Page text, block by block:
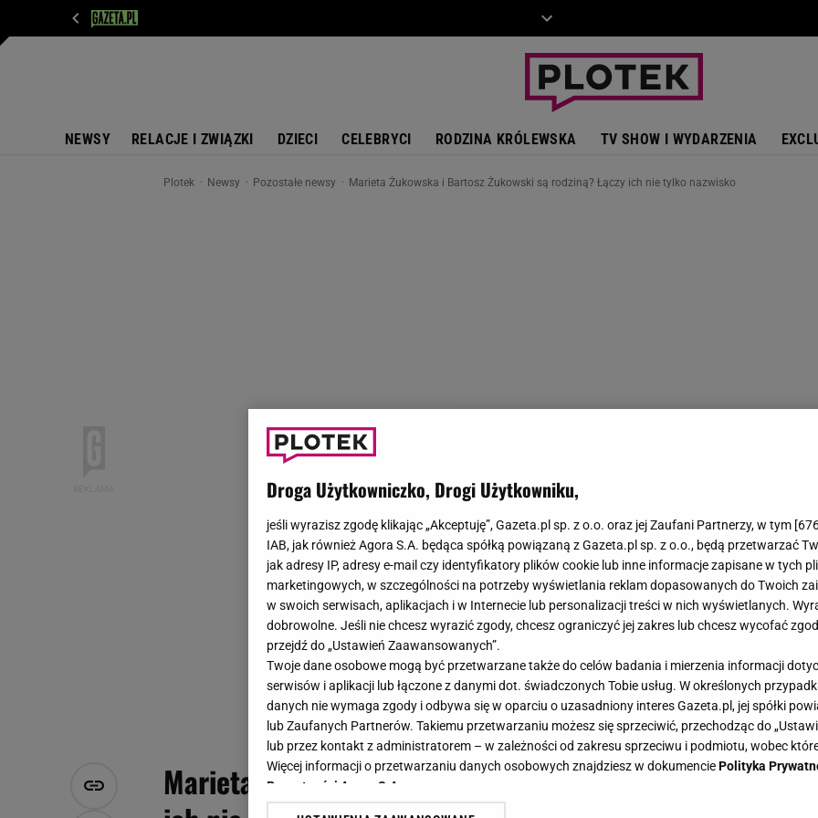
NEWSY RELACJE I ZWIĄZKI DZIECI CELEBRYCI RODZINA KRÓLEWSKA TV SHOW I WYDARZENIA
Plotek Newsy Pozostałe newsy Marieta Żukowska i Bartosz Żukowski są rodziną? Łączy ich nie tylko nazwisko
Marieta Żukowska i Bartosz Żukowski są rodziną? Łączy
Droga Użytkowniczko, Drogi Użytkowniku,
jeśli wyrazisz zgodę klikając „Akceptuję”, Gazeta.pl sp. z o.o. oraz jej Zaufani Partnerzy, w tym [
IAB, jak również Agora S.A. będąca spółką powiązaną z Gazeta.pl sp. z o.o., będą przetwarzać
jak adresy IP, adresy e-mail czy identyfikatory plików cookie lub inne informacje zapisane w tych
marketingowych, w szczególności na potrzeby wyświetlania reklam dopasowanych do Twoich
w swoich serwisach, aplikacjach i w Internecie lub personalizacji treści w nich wyświetlanych.
dobrowolne. Jeśli nie chcesz wyrazić zgody, chcesz ograniczyć jej zakres lub chcesz wycofać
przejdź do „Ustawień Zaawansowanych”.
Twoje dane osobowe mogą być przetwarzane także do celów badania i mierzenia informacji
serwisów i aplikacji lub łączone z danymi dot. świadczonych Tobie usług. W określonych
danych nie wymaga zgody i odbywa się w oparciu o uzasadniony interes Gazeta.pl, jej spółki
lub Zaufanych Partnerów. Takiemu przetwarzaniu możesz się sprzeciwić, przechodząc do
lub przez kontakt z administratorem – w zależności od zakresu sprzeciwu i podmiotu, wobec
Więcej informacji o przetwarzaniu danych osobowych znajdziesz w dokumenciePolityka
Prywatności Agora S.A.